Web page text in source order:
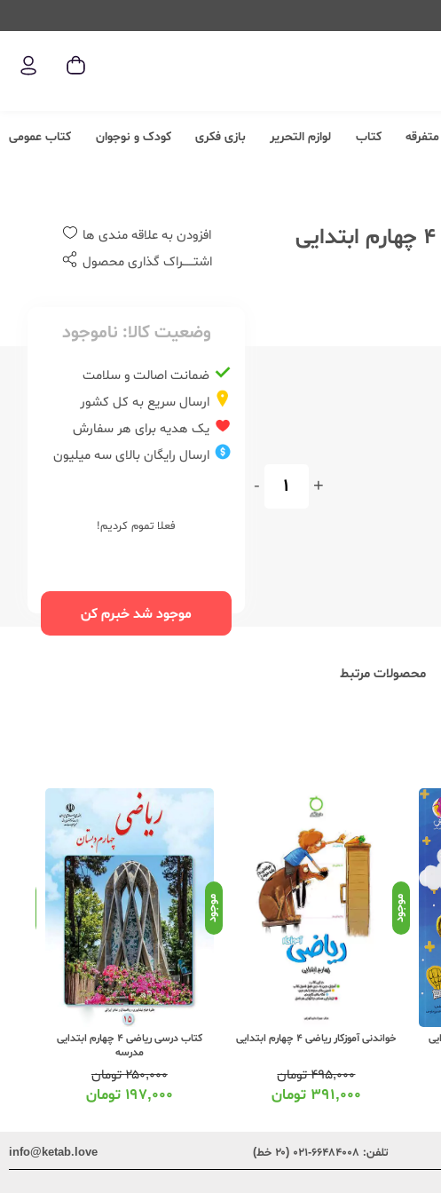
متفرقه کتاب لوازم التحریر بازی فکری کودک و نوجوان کتاب عمومی
+
-
افزودن به علاقه مندی ها
اشتــــــراک گذاری محصول
وضعیت کالا: ناموجود
ضمانت اصالت و سلامت
ارسال سریع به کل کشور
یک هدیه برای هر سفارش
ارسال رایگان بالای سه میلیون
فعلا تموم کردیم!
موجود شد خبرم کن
محصولات مرتبط
موجود
خواندنی آموزکار ریاضی 4 چهارم ابتدایی
۴۹۵,۰۰۰تومان
۳۹۱,۰۰۰ تومان
موجود
کتاب درسی ریاضی 4 چهارم ابتدایی
مدرسه
۲۵۰,۰۰۰تومان
۱۹۷,۰۰۰ تومان
تلفن: ۶۶۴۸۴۰۰۸-۰۲۱ (۲۰ خط) info@ketab.love